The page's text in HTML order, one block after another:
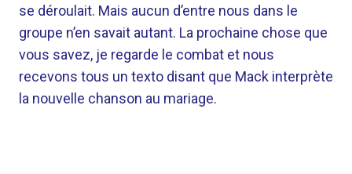
se déroulait. Mais aucun d’entre nous dans le
groupe n’en savait autant. La prochaine chose que
vous savez, je regarde le combat et nous
recevons tous un texto disant que Mack interprète
la nouvelle chanson au mariage.